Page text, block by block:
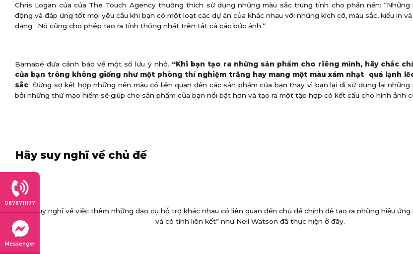
Chris Logan của của The Touch Agency thường thích sử dụng những màu sắc trung tính cho phần nền: “Những
động và đáp ứng tốt mọi yêu cầu khi bạn có một loạt các dự án của khác nhau với những kích cỡ, màu sắc, kiểu in
dạng. Nó cũng cho phép tạo ra tính thống nhất trên tất cả các bức ảnh “
Barnabé đưa cảnh báo về một số lưu ý nhỏ. “Khi bạn tạo ra những sản phẩm cho riêng mình, hãy chắc
của bạn trông không giống như một phòng thí nghiệm trắng hay mang một màu xám nhạt quá lạnh
sắc Đừng sợ kết hợp những nền màu có liên quan đến các sản phẩm của bạn thay vì bạn lại đi sử dụng lại những
bởi những thứ mạo hiểm sẽ giúp cho sản phẩm của bạn nổi bật hơn và tạo ra một tập hợp có kết cấu cho hình ảnh
Hãy suy nghĩ về chủ đề
Hãy suy nghĩ về việc thêm những đạo cụ hỗ trợ khác nhau có liên quan đến chủ đề chính để tạo ra những hiệu
và có tính liên kết” như Neil Watson đã thực hiện ở đây.
0878711177
Messenger